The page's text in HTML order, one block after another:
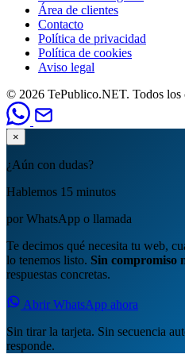
Área de clientes
Contacto
Política de privacidad
Política de cookies
Aviso legal
© 2026 TePublico.NET. Todos los
×
¿Aún con dudas?
Hablemos 15 minutos
por WhatsApp o llamada
Te decimos qué necesita tu web,
lo tenemos listo. Sin compromiso
respuestas concretas.
Abrir WhatsApp ahora
Sin tirar la tarjeta. Sin secuencia
responde.